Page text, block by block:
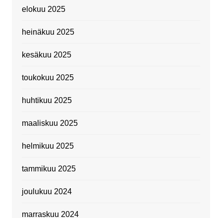
elokuu 2025
heinäkuu 2025
kesäkuu 2025
toukokuu 2025
huhtikuu 2025
maaliskuu 2025
helmikuu 2025
tammikuu 2025
joulukuu 2024
marraskuu 2024